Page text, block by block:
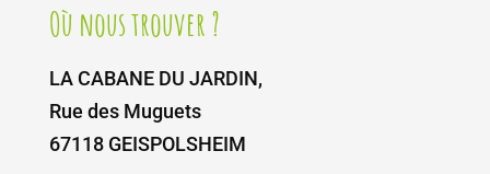
Où nous trouver ?
LA CABANE DU JARDIN,
Rue des Muguets
67118 GEISPOLSHEIM